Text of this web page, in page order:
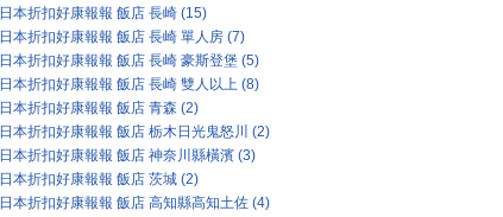
日本折扣好康報報 飯店 長崎 (15)
日本折扣好康報報 飯店 長崎 單人房 (7)
日本折扣好康報報 飯店 長崎 豪斯登堡 (5)
日本折扣好康報報 飯店 長崎 雙人以上 (8)
日本折扣好康報報 飯店 青森 (2)
日本折扣好康報報 飯店 栃木日光鬼怒川 (2)
日本折扣好康報報 飯店 神奈川縣橫濱 (3)
日本折扣好康報報 飯店 茨城 (2)
日本折扣好康報報 飯店 高知縣高知土佐 (4)